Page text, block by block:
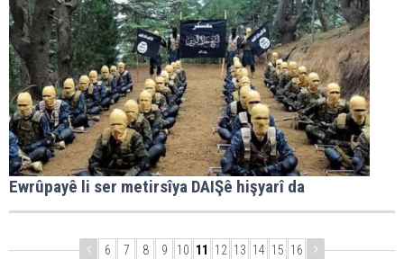
Ewrûpayê li ser metirsîya DAIŞê hişyarî da
6 7 8 9 10 11 12 13 14 15 16